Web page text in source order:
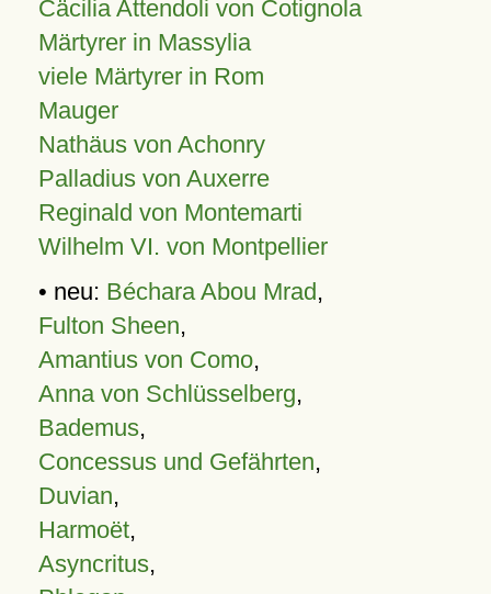
Cäcilia Attendoli von Cotignola
Märtyrer in Massylia
viele Märtyrer in Rom
Mauger
Nathäus von Achonry
Palladius von Auxerre
Reginald von Montemarti
Wilhelm VI. von Montpellier
• neu: Béchara Abou Mrad,
Fulton Sheen,
Amantius von Como,
Anna von Schlüsselberg,
Bademus,
Concessus und Gefährten,
Duvian,
Harmoët,
Asyncritus,